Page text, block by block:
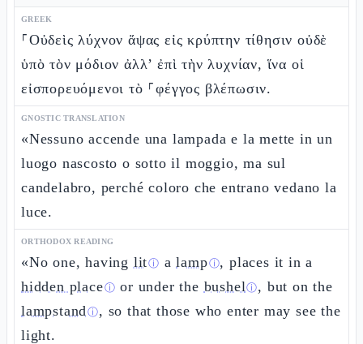
GREEK
⸀Οὐδεὶς λύχνον ἅψας εἰς κρύπτην τίθησιν οὐδὲ
ὑπὸ τὸν μόδιον ἀλλ’ ἐπὶ τὴν λυχνίαν, ἵνα οἱ
εἰσπορευόμενοι τὸ ⸀φέγγος βλέπωσιν.
GNOSTIC TRANSLATION
«Nessuno accende una lampada e la mette in un
luogo nascosto o sotto il moggio, ma sul
candelabro, perché coloro che entrano vedano la
luce.
ORTHODOX READING
«No one, having litⓘ alampⓘ, places it in a
hidden placeⓘ or under the bushelⓘ, but on the
lampstandⓘ, so that those who enter may see the
light.